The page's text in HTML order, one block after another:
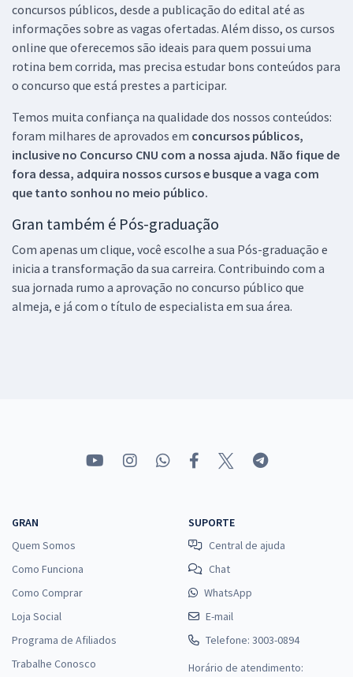
concursos públicos, desde a publicação do edital até as
informações sobre as vagas ofertadas. Além disso, os cursos
online que oferecemos são ideais para quem possui uma
rotina bem corrida, mas precisa estudar bons conteúdos para
o concurso que está prestes a participar.
Temos muita confiança na qualidade dos nossos conteúdos:
foram milhares de aprovados em concursos públicos,
inclusive no Concurso CNU com a nossa ajuda. Não fique de
fora dessa, adquira nossos cursos e busque a vaga com
que tanto sonhou no meio público.
Gran também é Pós-graduação
Com apenas um clique, você escolhe a sua Pós-graduação e
inicia a transformação da sua carreira. Contribuindo com a
sua jornada rumo a aprovação no concurso público que
almeja, e já com o título de especialista em sua área.
GRAN
Quem Somos
Como Funciona
Como Comprar
Loja Social
Programa de Afiliados
Trabalhe Conosco
SUPORTE
Central de ajuda
Chat
WhatsApp
E-mail
Telefone: 3003-0894
Horário de atendimento: